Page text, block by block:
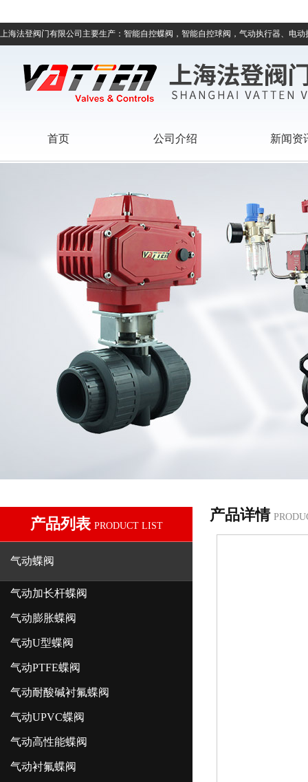
上海法登阀门有限公司主要生产：智能自控蝶阀，智能自控球阀，气动执行器、电
首页 公司介绍 新闻资
产品列表 PRODUCT LIST
气动蝶阀
气动加长杆蝶阀
气动膨胀蝶阀
气动U型蝶阀
气动PTFE蝶阀
气动耐酸碱衬氟蝶阀
气动UPVC蝶阀
气动高性能蝶阀
气动衬氟蝶阀
产品详情